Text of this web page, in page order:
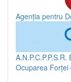
Agenția pentru
A.N.P.C.P.P.S.R.
Ocuparea Forței